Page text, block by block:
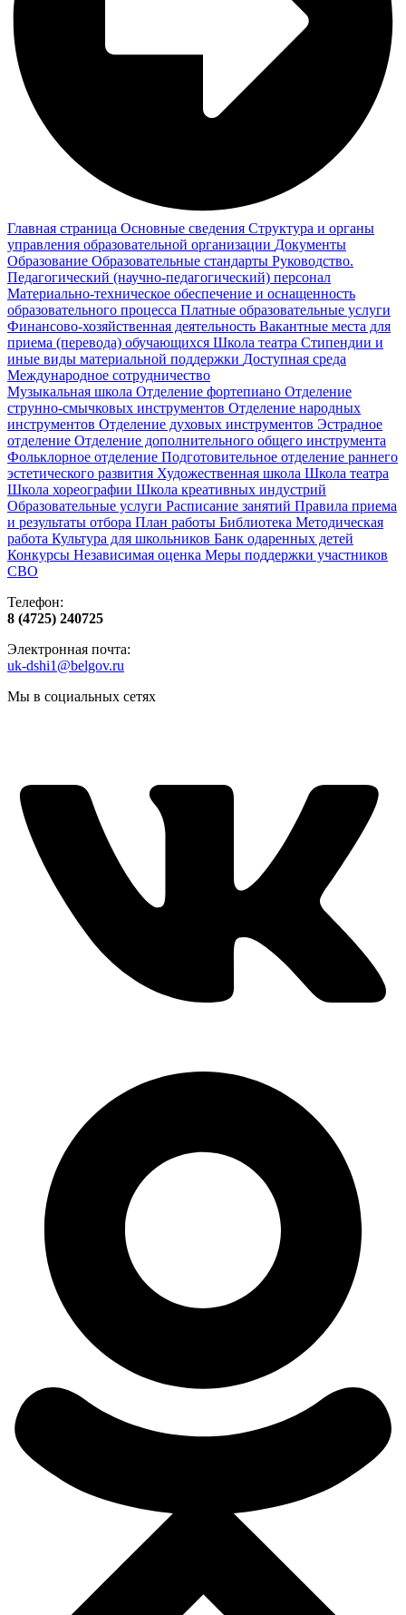
Главная страница Основные сведения Структура и органы
управления образовательной организации Документы
Образование Образовательные стандарты Руководство.
Педагогический (научно-педагогический) персонал
Материально-техническое обеспечение и оснащенность
образовательного процесса Платные образовательные услуги
Финансово-хозяйственная деятельность Вакантные места для
приема (перевода) обучающихся Школа театра Стипендии и
иные виды материальной поддержки Доступная среда
Международное сотрудничество
Музыкальная школа Отделение фортепиано Отделение
струнно-смычковых инструментов Отделение народных
инструментов Отделение духовых инструментов Эстрадное
отделение Отделение дополнительного общего инструмента
Фольклорное отделение Подготовительное отделение раннего
эстетического развития Художественная школа Школа‌‌‌‌ театра
Школа хореографии Школа креативных индустрий
Образовательные услуги Расписание занятий Правила приема
и результаты отбора План работы Библиотека Методическая
работа Культура для школьников Банк одаренных детей
Конкурсы Независимая оценка Меры поддержки участников
СВО
Телефон:
8 (4725) 240725
Электронная почта:
uk-dshi1@belgov.ru
Мы в социальных сетях